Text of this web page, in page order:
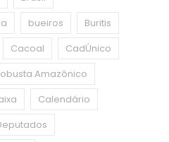
bueiros
Buritis
Cacoal
CadÚnico
Amazônico
Calendário